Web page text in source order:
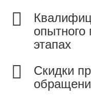
опытного
этапах
Скидки